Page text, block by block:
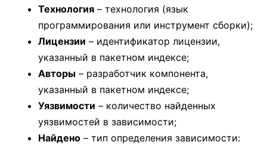
Технология – технология (язык
программирования или инструмент сборки);
Лицензии – идентификатор лицензии,
указанный в пакетном индексе;
Авторы – разработчик компонента,
указанный в пакетном индексе;
Уязвимости – количество найденных
уязвимостей в зависимости;
Найдено – тип определения зависимости: